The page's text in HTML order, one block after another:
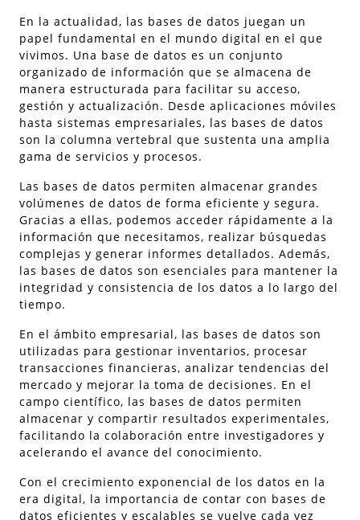
En la actualidad, las bases de datos juegan un
papel fundamental en el mundo digital en el que
vivimos. Una base de datos es un conjunto
organizado de información que se almacena de
manera estructurada para facilitar su acceso,
gestión y actualización. Desde aplicaciones móviles
hasta sistemas empresariales, las bases de datos
son la columna vertebral que sustenta una amplia
gama de servicios y procesos.
Las bases de datos permiten almacenar grandes
volúmenes de datos de forma eficiente y segura.
Gracias a ellas, podemos acceder rápidamente a la
información que necesitamos, realizar búsquedas
complejas y generar informes detallados. Además,
las bases de datos son esenciales para mantener la
integridad y consistencia de los datos a lo largo del
tiempo.
En el ámbito empresarial, las bases de datos son
utilizadas para gestionar inventarios, procesar
transacciones financieras, analizar tendencias del
mercado y mejorar la toma de decisiones. En el
campo científico, las bases de datos permiten
almacenar y compartir resultados experimentales,
facilitando la colaboración entre investigadores y
acelerando el avance del conocimiento.
Con el crecimiento exponencial de los datos en la
era digital, la importancia de contar con bases de
datos eficientes y escalables se vuelve cada vez